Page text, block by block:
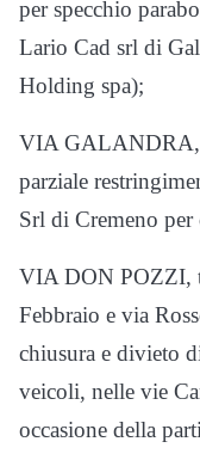
per specchio
Lario Cad srl di
Holding spa);
VIA GALANDRA,
parziale
Srl di Cremeno
VIA DON POZZI,
Febbraio e via
chiusura e divieto
veicoli, nelle vie
occasione della